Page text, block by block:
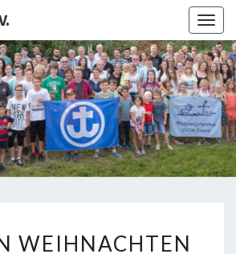
CVJM
EISERN
E.V.
WEIHNACHTEN
WEIHNACHTEN